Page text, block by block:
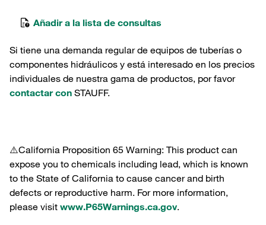
Añadir a la lista de consultas
Si tiene una demanda regular de equipos de tuberías o
componentes hidráulicos y está interesado en los precios
individuales de nuestra gama de productos, por favor
contactar con STAUFF.
⚠️California Proposition 65 Warning: This product can
expose you to chemicals including lead, which is known
to the State of California to cause cancer and birth
defects or reproductive harm. For more information,
please visit www.P65Warnings.ca.gov.